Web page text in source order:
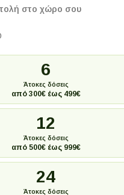
στο χώρο σου
6
Άτοκες δόσεις
από 300€ έως 499€
12
Άτοκες δόσεις
από 500€ έως 999€
24
Άτοκες δόσεις